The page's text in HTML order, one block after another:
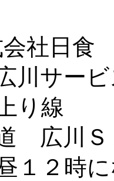
広川Ｓ
１２時